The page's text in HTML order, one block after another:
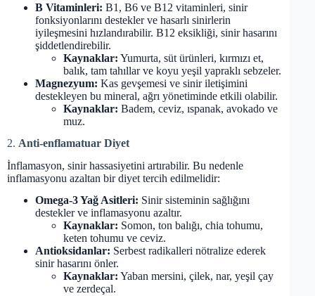
B Vitaminleri: B1, B6 ve B12 vitaminleri, sinir
fonksiyonlarını destekler ve hasarlı sinirlerin
iyileşmesini hızlandırabilir. B12 eksikliği, sinir hasarını
şiddetlendirebilir.
Kaynaklar: Yumurta, süt ürünleri, kırmızı et,
balık, tam tahıllar ve koyu yeşil yapraklı sebzeler.
Magnezyum: Kas gevşemesi ve sinir iletişimini
destekleyen bu mineral, ağrı yönetiminde etkili olabilir.
Kaynaklar: Badem, ceviz, ıspanak, avokado ve
muz.
2. Anti-enflamatuar Diyet
İnflamasyon, sinir hassasiyetini artırabilir. Bu nedenle
inflamasyonu azaltan bir diyet tercih edilmelidir:
Omega-3 Yağ Asitleri: Sinir sisteminin sağlığını
destekler ve inflamasyonu azaltır.
Kaynaklar: Somon, ton balığı, chia tohumu,
keten tohumu ve ceviz.
Antioksidanlar: Serbest radikalleri nötralize ederek
sinir hasarını önler.
Kaynaklar: Yaban mersini, çilek, nar, yeşil çay
ve zerdeçal.